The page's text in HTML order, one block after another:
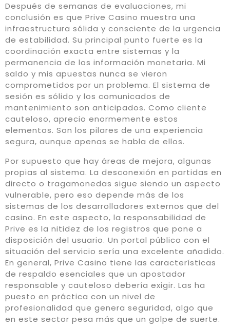
Después de semanas de evaluaciones, mi
conclusión es que Prive Casino muestra una
infraestructura sólida y consciente de la urgencia
de estabilidad. Su principal punto fuerte es la
coordinación exacta entre sistemas y la
permanencia de los información monetaria. Mi
saldo y mis apuestas nunca se vieron
comprometidos por un problema. El sistema de
sesión es sólido y los comunicados de
mantenimiento son anticipados. Como cliente
cauteloso, aprecio enormemente estos
elementos. Son los pilares de una experiencia
segura, aunque apenas se habla de ellos.
Por supuesto que hay áreas de mejora, algunas
propias al sistema. La desconexión en partidas en
directo o tragamonedas sigue siendo un aspecto
vulnerable, pero eso depende más de los
sistemas de los desarrolladores externos que del
casino. En este aspecto, la responsabilidad de
Prive es la nitidez de los registros que pone a
disposición del usuario. Un portal público con el
situación del servicio sería una excelente añadido.
En general, Prive Casino tiene las características
de respaldo esenciales que un apostador
responsable y cauteloso debería exigir. Las ha
puesto en práctica con un nivel de
profesionalidad que genera seguridad, algo que
en este sector pesa más que un golpe de suerte.